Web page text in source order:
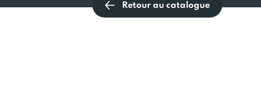
Retour au catalogue